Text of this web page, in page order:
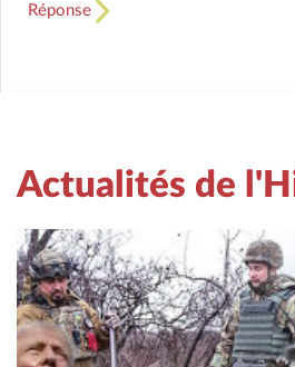
Réponse
Actualités de